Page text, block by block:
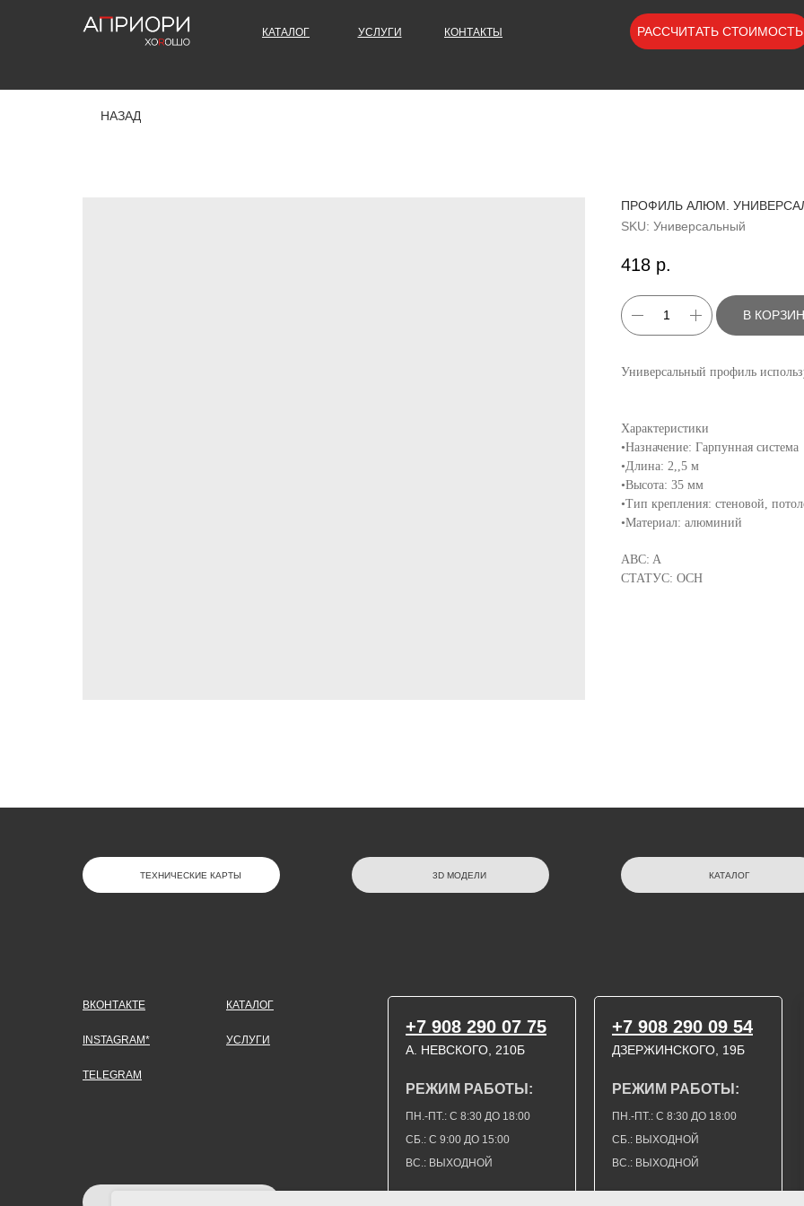
КОНТАКТЫ
УСЛУГИ
КАТАЛОГ РАССЧИТАТЬ СТОИМОСТЬ
НАЗАД
ПРОФИЛЬ АЛЮМ.
SKU: Универсальный
418 р.
В
Универсальный профиль
Характеристики
•Назначение: Гарпунная система
•Длина: 2,,5 м
•Высота: 35 мм
•Тип крепления: стеновой,
•Материал: алюминий
ABC: A
СТАТУС: ОСН
КАТАЛОГ
3D МОДЕЛИ
ТЕХНИЧЕСКИЕ КАРТЫ
TELEGRAM
INSTAGRAM*
ВКОНТАКТЕ
ДЗЕРЖИНСКОГО, 19Б
ВС.: ВЫХОДНОЙ
СБ.: С 9:00 ДО 15:00
ПН.-ПТ.: С 8:30 ДО 18:00
А. НЕВСКОГО, 210Б
УСЛУГИ
+7 908 290 09 54
РЕЖИМ РАБОТЫ:
ВС.: ВЫХОДНОЙ
СБ.: ВЫХОДНОЙ
ПН.-ПТ.: С 8:30 ДО 18:00
РЕЖИМ РАБОТЫ:
+7 908 290 07 75
КАТАЛОГ